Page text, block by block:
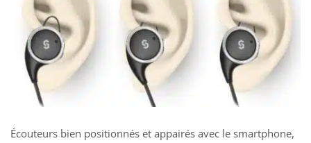
Écouteurs bien positionnés et appairés avec le smartphone,